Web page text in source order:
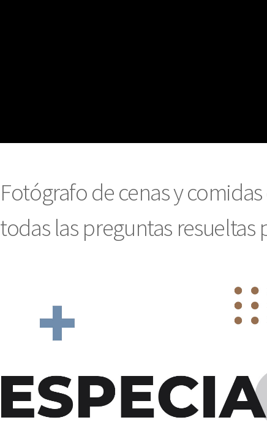
Fotógrafo de cenas y
todas las preguntas resueltas